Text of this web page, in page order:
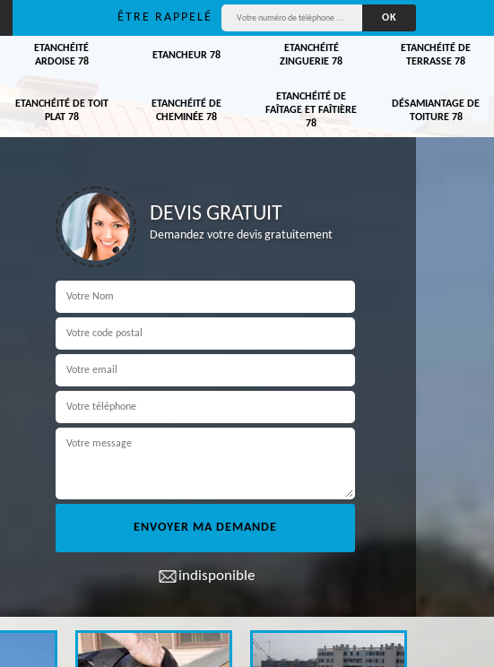
ÊTRE RAPPELÉ
ETANCHÉITÉ
ARDOISE 78
ETANCHEUR 78
ETANCHÉITÉ
ZINGUERIE 78
ETANCHÉITÉ DE
TERRASSE 78
ETANCHÉITÉ DE TOIT
PLAT 78
ETANCHÉITÉ DE
CHEMINÉE 78
ETANCHÉITÉ DE
FAÎTAGE ET FAÎTIÈRE
78
DÉSAMIANTAGE DE
TOITURE 78
DEVIS GRATUIT
Demandez votre devis gratuitement
indisponible